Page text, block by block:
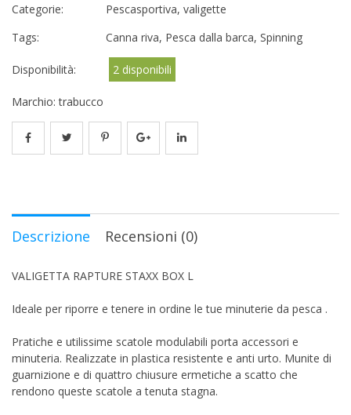
Categorie:
Pescasportiva, valigette
Tags:
Canna riva, Pesca dalla barca, Spinning
Disponibilità: 2 disponibili
Marchio:trabucco
Descrizione Recensioni (0)
VALIGETTA RAPTURE STAXX BOX L
Ideale per riporre e tenere in ordine le tue minuterie da pesca .
Pratiche e utilissime scatole modulabili porta accessori e
minuteria. Realizzate in plastica resistente e anti urto. Munite di
guarnizione e di quattro chiusure ermetiche a scatto che
rendono queste scatole a tenuta stagna.